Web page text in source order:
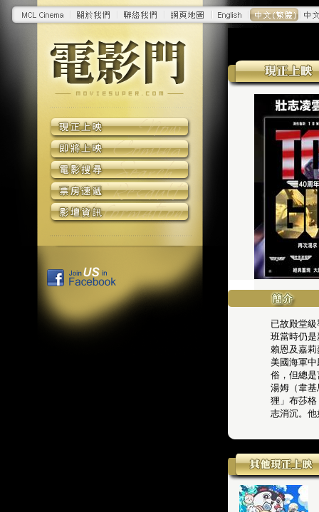
已故殿堂
班當時仍
賴恩及嘉
美國海軍
俗，但總
湯姆（韋
狸」布莎
志消沉。